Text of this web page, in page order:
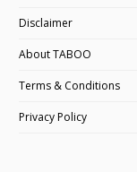
Disclaimer
About TABOO
Terms & Conditions
Privacy Policy